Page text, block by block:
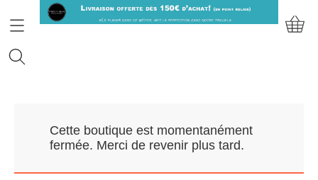
Prendre RDV
Nos Marques
Cette boutique est momentanément
fermée. Merci de revenir plus tard.